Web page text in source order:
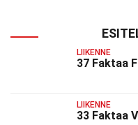
LIIKENNE
37 Faktaa
LIIKENNE
33 Faktaa